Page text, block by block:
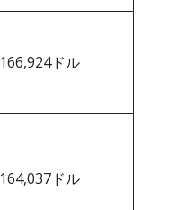
166,924ドル
164,037ドル